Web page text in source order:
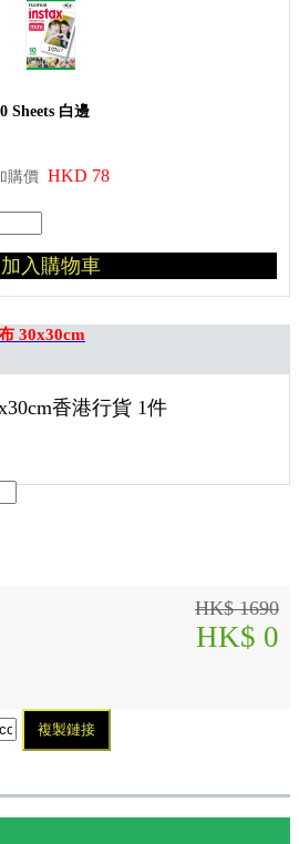
白邊
購價 HKD 78
加入購物車
30x30cm
香港行貨 1件
HK$ 1690
HK$ 0
複製鏈接